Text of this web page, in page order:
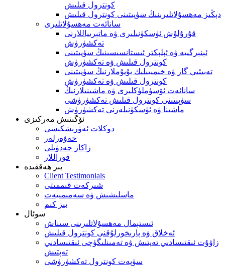
كونترول قىلىش
دېڭىز مەھسۇلاتلىرىنىڭ سۈپىتىنى كونترول قىلىش
سانائەت مەھسۇلاتلىرى
قۇرۇلۇش ئۈسكۈنىلىرى ۋە ماتېرىياللارنى
تەكشۈرۈش
ئېنېرگىيە ۋە ئېلېكتر ئىستانسىسىنىڭ سۈپىتىنى
كونترول قىلىش ۋە تەكشۈرۈش
تەبىئىي گاز ۋە خىمىيىلىك بۇيۇملارنىڭ سۈپىتىنى
كونترول قىلىش ۋە تەكشۈرۈش
سانائەت ئۆسۈملۈكلىرى ۋە ماشىنىلارنىڭ
سۈپىتىنى كونترول قىلىش تەكشۈرۈشى
ماشىنا ۋە ئۈسكۈنىلەرنى تەكشۈرۈش
ئۆگىنىش مەركىزى
دوكلات ئەۋرىشكىسى
خەۋەرلەر
زاكاز جەدۋىلى
قوراللار
بىز ھەققىدە
Client Testimonials
شىركەت قىممىتى
ماسلىشىش ۋە سەمىمىيەت
بىز كىم
سوئال
ئىستېمال مەھسۇلاتلىرىنى سىناش
ئەخلاق ۋە پارىخورلۇقنى كونترول قىلىش
زاۋۇت ئىقتىسادىي تەپتىش ۋە تەمىنلىگۈچى ئىقتىسادىي
تەپتىش
سۈپەت كونترول تەكشۈرۈشى